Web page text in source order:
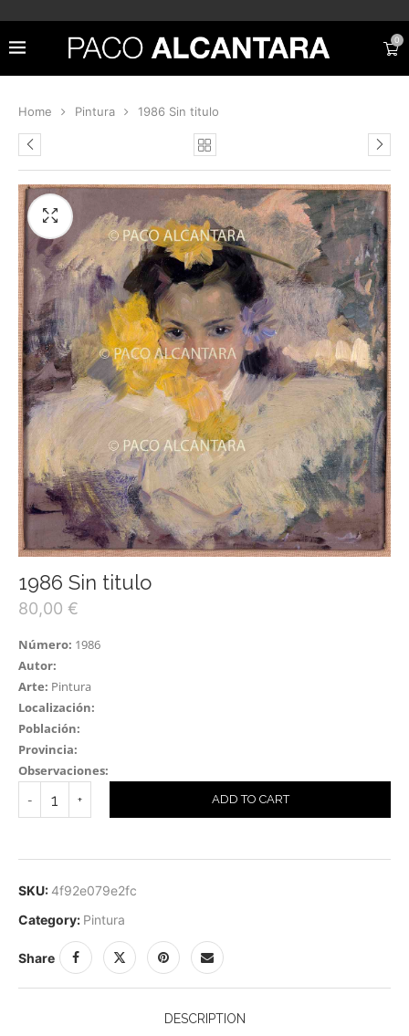
0
Home Pintura 1986 Sin titulo
1986 Sin titulo
80,00 €
Número: 1986
Autor:
Arte: Pintura
Localización:
Población:
Provincia:
Observaciones:
ADD TO CART
SKU: 4f92e079e2fc
Category: Pintura
Share
DESCRIPTION